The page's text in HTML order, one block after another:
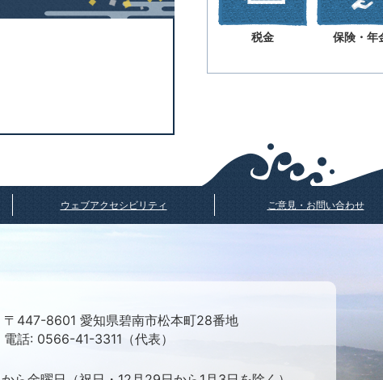
税金 保険・年
ウェブアクセシビリティ ご意見・お問い合わせ
〒447-8601 愛知県碧南市松本町28番地
電話: 0566-41-3311（代表）